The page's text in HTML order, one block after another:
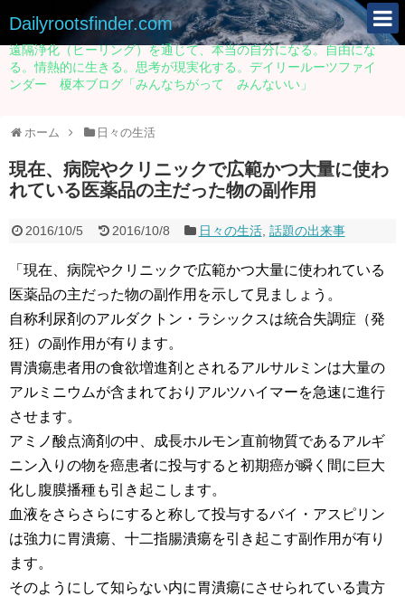
Dailyrootsfinder.com
遠隔浄化（ヒーリング）を通じて、本当の自分になる。自由にな
る。情熱的に生きる。思考が現実化する。デイリールーツファイ
ンダー 榎本ブログ「みんなちがって みんないい」
ホーム 日々の生活
現在、病院やクリニックで広範かつ大量に使わ
れている医薬品の主だった物の副作用
2016/10/5 2016/10/8 日々の生活, 話題の出来事
「現在、病院やクリニックで広範かつ大量に使われている
医薬品の主だった物の副作用を示して見ましょう。
自称利尿剤のアルダクトン・ラシックスは統合失調症（発
狂）の副作用が有ります。
胃潰瘍患者用の食欲増進剤とされるアルサルミンは大量の
アルミニウムが含まれておりアルツハイマーを急速に進行
させます。
アミノ酸点滴剤の中、成長ホルモン直前物質であるアルギ
ニン入りの物を癌患者に投与すると初期癌が瞬く間に巨大
化し腹膜播種も引き起こします。
血液をさらさらにすると称して投与するバイ・アスピリン
は強力に胃潰瘍、十二指腸潰瘍を引き起こす副作用が有り
ます。
そのようにして知らない内に胃潰瘍にさせられている貴方